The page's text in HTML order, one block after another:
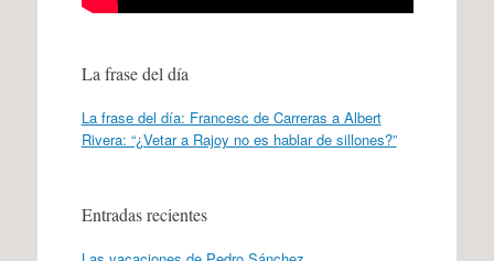
La frase del día
La frase del día: Francesc de Carreras a Albert
Rivera: “¿Vetar a Rajoy no es hablar de sillones?”
Entradas recientes